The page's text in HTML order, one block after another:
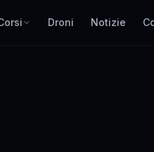
Droni Notizie